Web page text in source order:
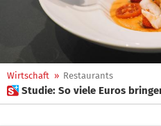
Wirtschaft » Restaurants
 Studie: So viele Euros